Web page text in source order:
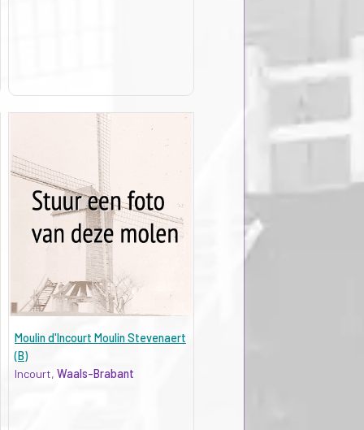
Moulin d'Incourt Moulin Stevenaert
(B)
Incourt, Waals-Brabant